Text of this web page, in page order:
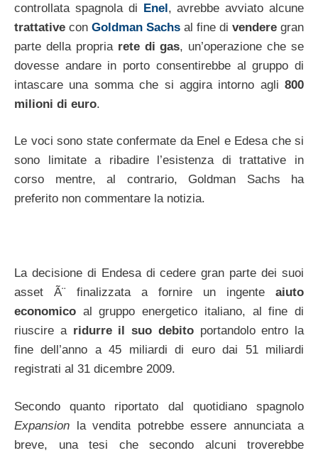
controllata spagnola di Enel, avrebbe avviato alcune
trattative con Goldman Sachs al fine di vendere gran
parte della propria rete di gas, un’operazione che se
dovesse andare in porto consentirebbe al gruppo di
intascare una somma che si aggira intorno agli 800
milioni di euro.
Le voci sono state confermate da Enel e Edesa che si
sono limitate a ribadire l’esistenza di trattative in
corso mentre, al contrario, Goldman Sachs ha
preferito non commentare la notizia.
La decisione di Endesa di cedere gran parte dei suoi
asset Ã¨ finalizzata a fornire un ingente aiuto
economico al gruppo energetico italiano, al fine di
riuscire a ridurre il suo debitoportandolo entro la
fine dell’anno a 45 miliardi di euro dai 51 miliardi
registrati al 31 dicembre 2009.
Secondo quanto riportato dal quotidiano spagnolo
Expansion la vendita potrebbe essere annunciata a
breve, una tesi che secondo alcuni troverebbe